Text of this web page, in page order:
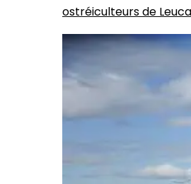
ostréiculteurs de